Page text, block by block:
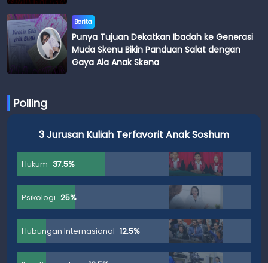
Berita
Punya Tujuan Dekatkan Ibadah ke Generasi
Muda Skenu Bikin Panduan Salat dengan
Gaya Ala Anak Skena
Polling
3 Jurusan Kuliah Terfavorit Anak Soshum
Hukum 37.5%
Psikologi 25%
Hubungan Internasional 12.5%